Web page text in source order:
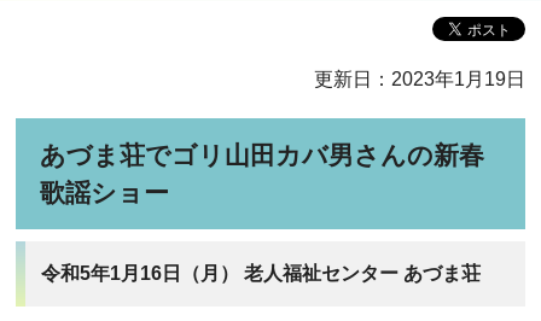
更新日：2023年1月19日
あづま荘でゴリ山田カバ男さんの新春
歌謡ショー
令和5年1月16日（月） 老人福祉センター あづま荘